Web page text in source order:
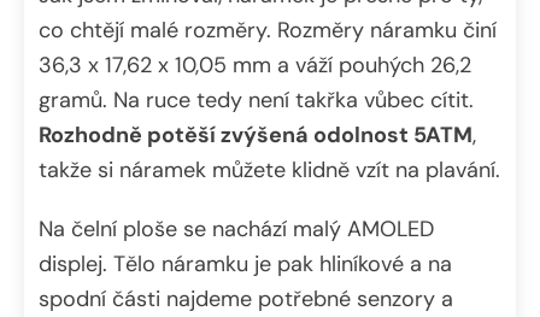
co chtějí malé rozměry. Rozměry náramku činí
36,3 x 17,62 x 10,05 mm a váží pouhých 26,2
gramů. Na ruce tedy není takřka vůbec cítit.
Rozhodně potěší zvýšená odolnost 5ATM,
takže si náramek můžete klidně vzít na plavání.
Na čelní ploše se nachází malý AMOLED
displej. Tělo náramku je pak hliníkové a na
spodní části najdeme potřebné senzory a